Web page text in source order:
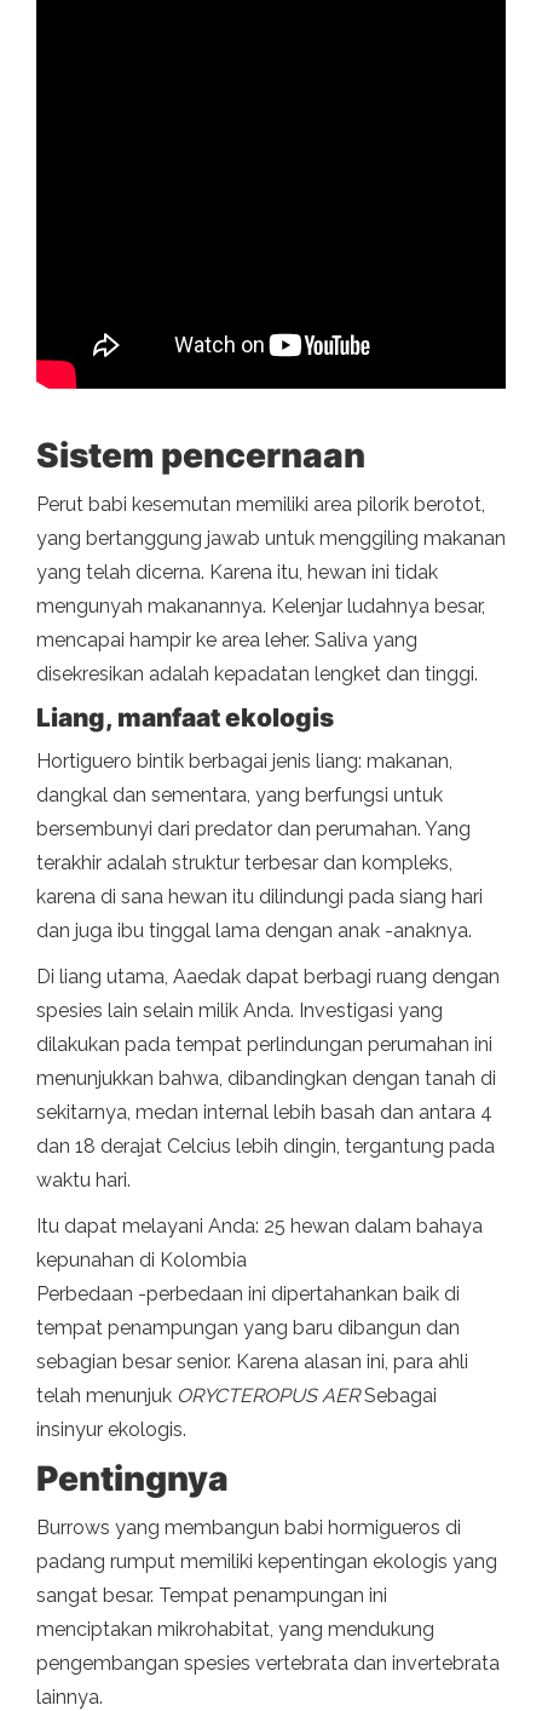
Sistem pencernaan
Perut babi kesemutan memiliki area pilorik berotot,
yang bertanggung jawab untuk menggiling makanan
yang telah dicerna. Karena itu, hewan ini tidak
mengunyah makanannya. Kelenjar ludahnya besar,
mencapai hampir ke area leher. Saliva yang
disekresikan adalah kepadatan lengket dan tinggi.
Liang, manfaat ekologis
Hortiguero bintik berbagai jenis liang: makanan,
dangkal dan sementara, yang berfungsi untuk
bersembunyi dari predator dan perumahan. Yang
terakhir adalah struktur terbesar dan kompleks,
karena di sana hewan itu dilindungi pada siang hari
dan juga ibu tinggal lama dengan anak -anaknya.
Di liang utama, Aaedak dapat berbagi ruang dengan
spesies lain selain milik Anda. Investigasi yang
dilakukan pada tempat perlindungan perumahan ini
menunjukkan bahwa, dibandingkan dengan tanah di
sekitarnya, medan internal lebih basah dan antara 4
dan 18 derajat Celcius lebih dingin, tergantung pada
waktu hari.
Itu dapat melayani Anda: 25 hewan dalam bahaya
kepunahan di Kolombia
Perbedaan -perbedaan ini dipertahankan baik di
tempat penampungan yang baru dibangun dan
sebagian besar senior. Karena alasan ini, para ahli
telah menunjuk ORYCTEROPUS AERSebagai
insinyur ekologis.
Pentingnya
Burrows yang membangun babi hormigueros di
padang rumput memiliki kepentingan ekologis yang
sangat besar. Tempat penampungan ini
menciptakan mikrohabitat, yang mendukung
pengembangan spesies vertebrata dan invertebrata
lainnya.